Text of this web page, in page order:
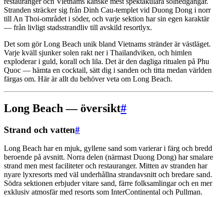
Stranden sträcker sig från Dinh Cau-templet vid Duong Dong i norr
till An Thoi-området i söder, och varje sektion har sin egen karaktär
— från livligt stadsstrandliv till avskild resortlyx.
Det som gör Long Beach unik bland Vietnams stränder är västläget.
Varje kväll sjunker solen rakt ner i Thailandviken, och himlen
exploderar i guld, korall och lila. Det är den dagliga ritualen på Phu
Quoc — hämta en cocktail, sätt dig i sanden och titta medan världen
färgas om. Här är allt du behöver veta om Long Beach.
Long Beach — översikt#
Strand och vatten#
Long Beach har en mjuk, gyllene sand som varierar i färg och bredd
beroende på avsnitt. Norra delen (närmast Duong Dong) har smalare
strand men mest faciliteter och restauranger. Mitten av stranden har
nyare lyxresorts med väl underhållna strandavsnitt och bredare sand.
Södra sektionen erbjuder vitare sand, färre folksamlingar och en mer
exklusiv atmosfär med resorts som InterContinental och Pullman.